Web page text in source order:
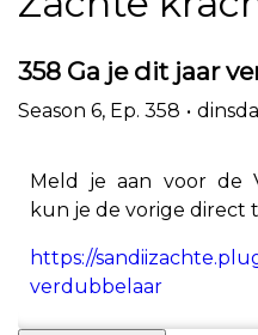
358 Ga je dit jaar
Season 6, Ep. 358 •
Meld je aan voor de
kun je de vorige direct
https://
verdubbelaar